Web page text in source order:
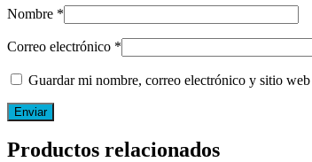
Nombre *
Correo electrónico *
Guardar mi nombre, correo electrónico y sitio
Productos relacionados